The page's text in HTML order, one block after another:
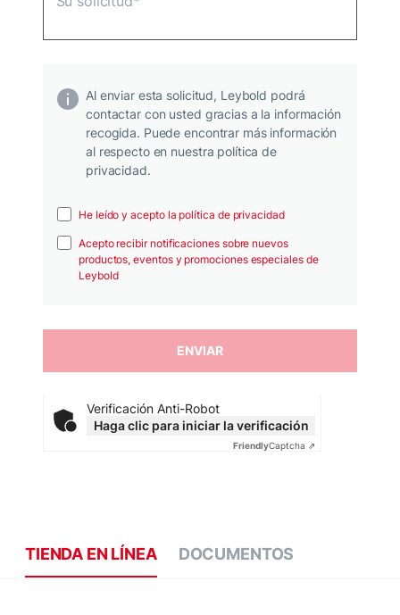
Al enviar esta solicitud, Leybold podrá
contactar con usted gracias a la información
recogida. Puede encontrar más información
al respecto en nuestra política de
privacidad.
He leído y acepto la política de privacidad
Acepto recibir notificaciones sobre nuevos
productos, eventos y promociones especiales de
Leybold
Verificación Anti-Robot
Haga clic para iniciar la verificación
FriendlyCaptcha ⇗
TIENDA EN LÍNEA DOCUMENTOS